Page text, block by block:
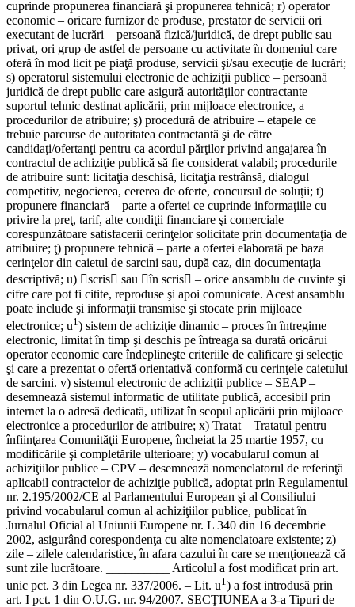
cuprinde propunerea financiară şi propunerea tehnică; r) operator
economic – oricare furnizor de produse, prestator de servicii ori
executant de lucrări – persoană fizică/juridică, de drept public sau
privat, ori grup de astfel de persoane cu activitate în domeniul care
oferă în mod licit pe piaţă produse, servicii şi/sau execuţie de lucrări;
s) operatorul sistemului electronic de achiziţii publice – persoană
juridică de drept public care asigură autorităţilor contractante
suportul tehnic destinat aplicării, prin mijloace electronice, a
procedurilor de atribuire; ş) procedură de atribuire – etapele ce
trebuie parcurse de autoritatea contractantă şi de către
candidaţi/ofertanţi pentru ca acordul părţilor privind angajarea în
contractul de achiziţie publică să fie considerat valabil; procedurile
de atribuire sunt: licitaţia deschisă, licitaţia restrânsă, dialogul
competitiv, negocierea, cererea de oferte, concursul de soluţii; t)
propunere financiară – parte a ofertei ce cuprinde informaţiile cu
privire la preţ, tarif, alte condiţii financiare şi comerciale
corespunzătoare satisfacerii cerinţelor solicitate prin documentaţia de
atribuire; ţ) propunere tehnică – parte a ofertei elaborată pe baza
cerinţelor din caietul de sarcini sau, după caz, din documentaţia
descriptivă; u) scris sau în scris – orice ansamblu de cuvinte şi
cifre care pot fi citite, reproduse şi apoi comunicate. Acest ansamblu
poate include şi informaţii transmise şi stocate prin mijloace
electronice; u1 ) sistem de achiziţie dinamic – proces în întregime
electronic, limitat în timp şi deschis pe întreaga sa durată oricărui
operator economic care îndeplineşte criteriile de calificare şi selecţie
şi care a prezentat o ofertă orientativă conformă cu cerinţele caietului
de sarcini. v) sistemul electronic de achiziţii publice – SEAP –
desemnează sistemul informatic de utilitate publică, accesibil prin
internet la o adresă dedicată, utilizat în scopul aplicării prin mijloace
electronice a procedurilor de atribuire; x) Tratat – Tratatul pentru
înfiinţarea Comunităţii Europene, încheiat la 25 martie 1957, cu
modificările şi completările ulterioare; y) vocabularul comun al
achiziţiilor publice – CPV – desemnează nomenclatorul de referinţă
aplicabil contractelor de achiziţie publică, adoptat prin Regulamentul
nr. 2.195/2002/CE al Parlamentului European şi al Consiliului
privind vocabularul comun al achiziţiilor publice, publicat în
Jurnalul Oficial al Uniunii Europene nr. L 340 din 16 decembrie
2002, asigurând corespondenţa cu alte nomenclatoare existente; z)
zile – zilele calendaristice, în afara cazului în care se menţionează că
sunt zile lucrătoare. __________ Articolul a fost modificat prin art.
unic pct. 3 din Legea nr. 337/2006. – Lit. u1) a fost introdusă prin
art. I pct. 1 din O.U.G. nr. 94/2007. SECŢIUNEA a 3-a Tipuri de